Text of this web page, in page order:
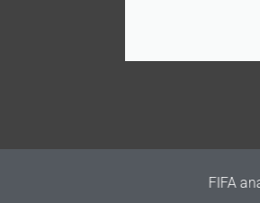
vender parte de su negocio comercial